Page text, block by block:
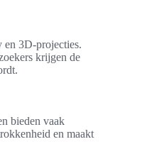
en 3D-projecties.
krijgen de
bieden vaak
en maakt